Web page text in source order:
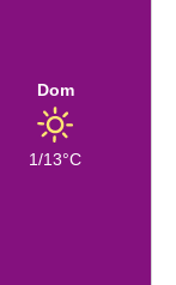
Dom
1/13°C